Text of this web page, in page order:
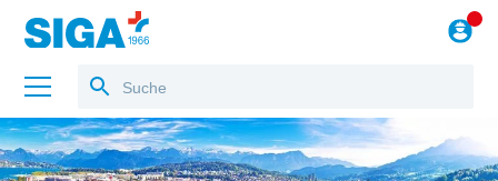
Über uns